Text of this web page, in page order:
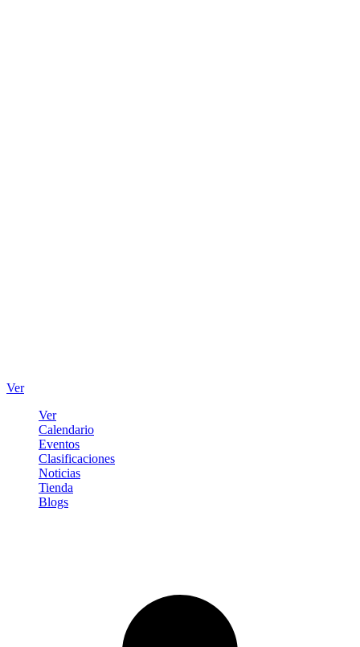
Ver
Ver
Calendario
Eventos
Clasificaciones
Noticias
Tienda
Blogs